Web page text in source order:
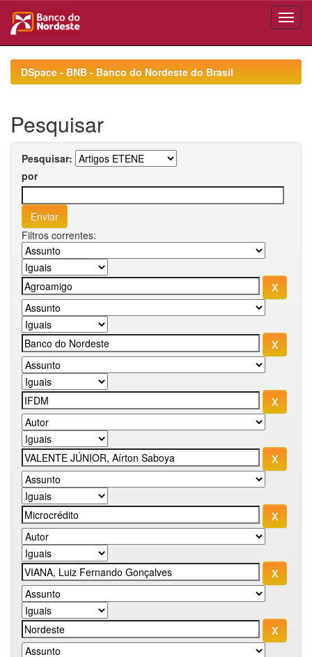
navigationDSpace - BNB - Banco do Nordeste do Brasil
Pesquisar
Pesquisar:
por
Filtros correntes: